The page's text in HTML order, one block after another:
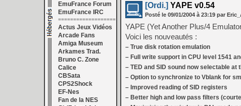
EmuFrance Forum
EmuFrance IRC
===================
Actus Jeux Vidéos
Arcade Fans
Amiga Museum
Arkames Trad.
Bruno C. Zone
Calice
CBSata
CPS2Shock
EF-Nes
Fan de la NES
[Ordi.] YAPE v0.54
Posté le 09/01/2004 à 23:19 par
YAPE (Yet Another Plus/4
Voici les nouveautés :
– True disk rotation emulation
– Full write support in CPU level 1541
– TED and SID sound now selectable at
– Option to synchronize to Vblank for
– Improved reading of SID registers
– Better high and low pass filters